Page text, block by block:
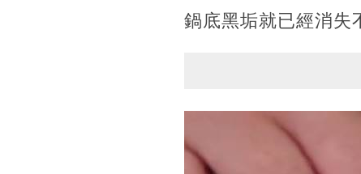
鍋底黑垢就已經消失